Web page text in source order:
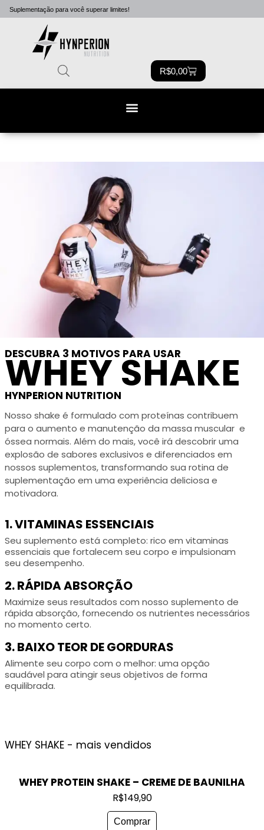
Suplementação para você superar limites!
R$0,00
DESCUBRA 3 MOTIVOS PARA USAR
WHEY SHAKE
HYNPERION NUTRITION
Nosso shake é formulado com proteínas contribuem
para o aumento e manutenção da massa muscular e
óssea normais. Além do mais, você irá descobrir uma
explosão de sabores exclusivos e diferenciados em
nossos suplementos, transformando sua rotina de
suplementação em uma experiência deliciosa e
motivadora.
1. VITAMINAS ESSENCIAIS
Seu suplemento está completo: rico em vitaminas
essenciais que fortalecem seu corpo e impulsionam
seu desempenho.
2. RÁPIDA ABSORÇÃO
Maximize seus resultados com nosso suplemento de
rápida absorção, fornecendo os nutrientes necessários
no momento certo.
3. BAIXO TEOR DE GORDURAS
Alimente seu corpo com o melhor: uma opção
saudável para atingir seus objetivos de forma
equilibrada.
WHEY SHAKE - mais vendidos
WHEY PROTEIN SHAKE – CREME DE BAUNILHA
R$149,90
Comprar